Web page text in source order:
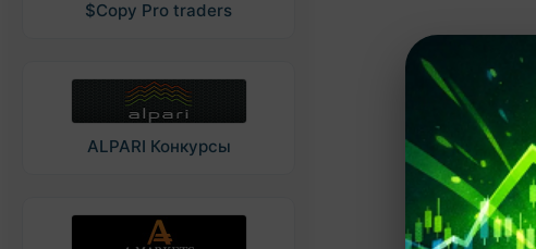
$Copy Pro traders
ALPARI Конкурсы